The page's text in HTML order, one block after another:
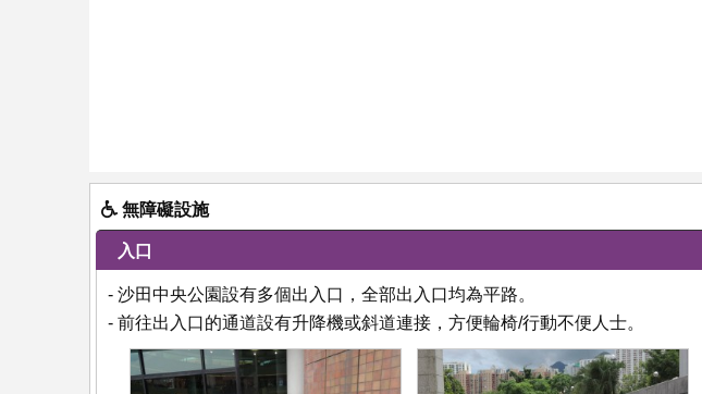
無障礙設施
入口
- 沙田中央公園設有多個出入口，全部出入口均為平路。
- 前往出入口的通道設有升降機或斜道連接，方便輪椅/行動不便人士。